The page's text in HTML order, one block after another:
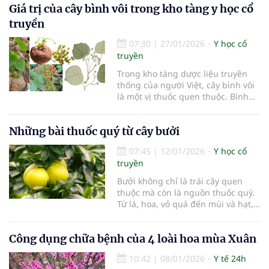
toàn diện. Từ lâu, nhân dân ta đã
trợ tim mạch và nâng cao thể
trạng.
Giá trị của cây bình vôi trong kho tàng y học cổ
truyền
07:30 | 27/01/2026
Y học cổ
truyền
Trong kho tàng dược liệu truyền
thống của người Việt, cây bình vôi
là một vị thuốc quen thuộc. Bình
trong hỗ trợ an thần, cải thiện giấc
Những bài thuốc quý từ cây bưởi
07:45 | 12/01/2026
Y học cổ
truyền
Bưởi không chỉ là trái cây quen
thuộc mà còn là nguồn thuốc quý.
Từ lá, hoa, vỏ quả đến múi và hạt,
phòng và điều trị nhiều vấn đề sức
Công dụng chữa bệnh của 4 loài hoa mùa Xuân
10:42 | 08/01/2026
Y tế 24h